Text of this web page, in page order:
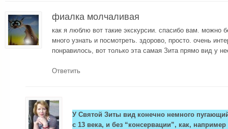
фиалка молчаливая
как я люблю вот такие экскурсии. спасибо вам. можно
много узнать и посмотреть. здорово, просто. очень
понравилось, вот только эта самая Зита прямо вид у
Ответить
У Святой Зиты вид конечно немного
с 13 века, и без “консервации”, как,